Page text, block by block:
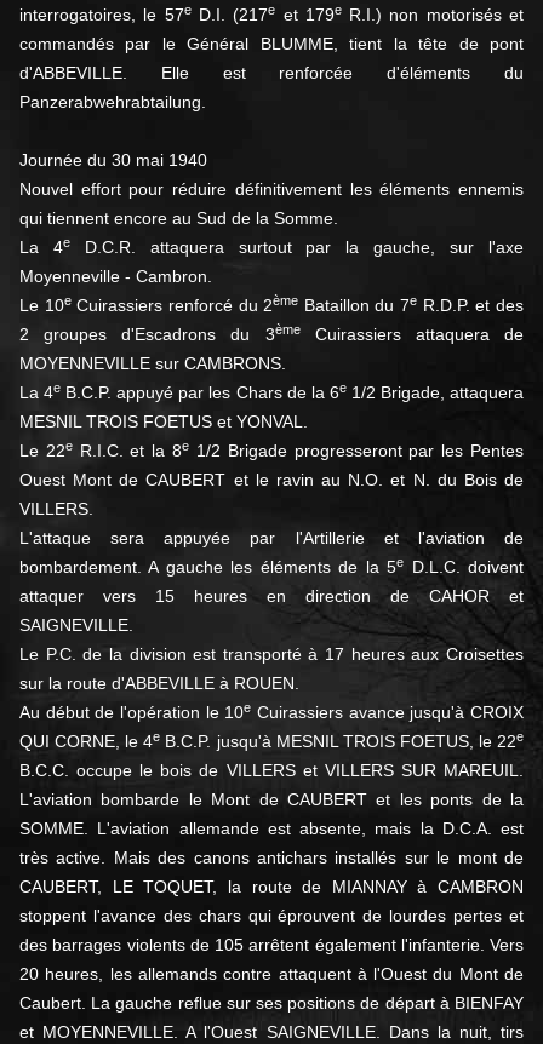
interrogatoires, le 57eD.I. (217e et 179eR.I.) non motorisés et
commandés par le Général BLUMME, tient la tête de pont
d'ABBEVILLE. Elle est renforcée d'éléments du
Panzerabwehrabtailung.
Journée du 30 mai 1940
Nouvel effort pour réduire définitivement les éléments ennemis
qui tiennent encore au Sud de la Somme.
La 4eD.C.R. attaquera surtout par la gauche, sur l'axe
Moyenneville - Cambron.
Le 10eCuirassiers renforcé du 2ème Bataillon du 7e R.D.P. et des
2 groupes d'Escadrons du 3èmeCuirassiers attaquera de
MOYENNEVILLE sur CAMBRONS.
La 4e B.C.P. appuyé par les Chars de la 6e1/2 Brigade, attaquera
MESNIL TROIS FOETUS et YONVAL.
Le 22eR.I.C. et la 8e 1/2 Brigade progresseront par les Pentes
Ouest Mont de CAUBERT et le ravin au N.O. et N. du Bois de
VILLERS.
L'attaque sera appuyée par l'Artillerie et l'aviation de
bombardement. A gauche les éléments de la 5e
D.L.C. doivent
attaquer vers 15 heures en direction de CAHOR et
SAIGNEVILLE.
Le P.C. de la division est transporté à 17 heures aux Croisettes
sur la route d'ABBEVILLE à ROUEN.
Au début de l'opération le 10e Cuirassiers avance jusqu'à CROIX
QUI CORNE, le 4e B.C.P. jusqu'à MESNIL TROIS FOETUS, le 22e
B.C.C. occupe le bois de VILLERS et VILLERS SUR MAREUIL.
L'aviation bombarde le Mont de CAUBERT et les ponts de la
SOMME. L'aviation allemande est absente, mais la D.C.A. est
très active. Mais des canons antichars installés sur le mont de
CAUBERT, LE TOQUET, la route de MIANNAY à CAMBRON
stoppent l'avance des chars qui éprouvent de lourdes pertes et
des barrages violents de 105 arrêtent également l'infanterie. Vers
20 heures, les allemands contre attaquent à l'Ouest du Mont de
Caubert. La gauche reflue sur ses positions de départ à BIENFAY
et MOYENNEVILLE. A l'Ouest SAIGNEVILLE. Dans la nuit, tirs